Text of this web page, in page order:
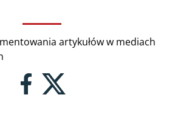
artykułów w mediach